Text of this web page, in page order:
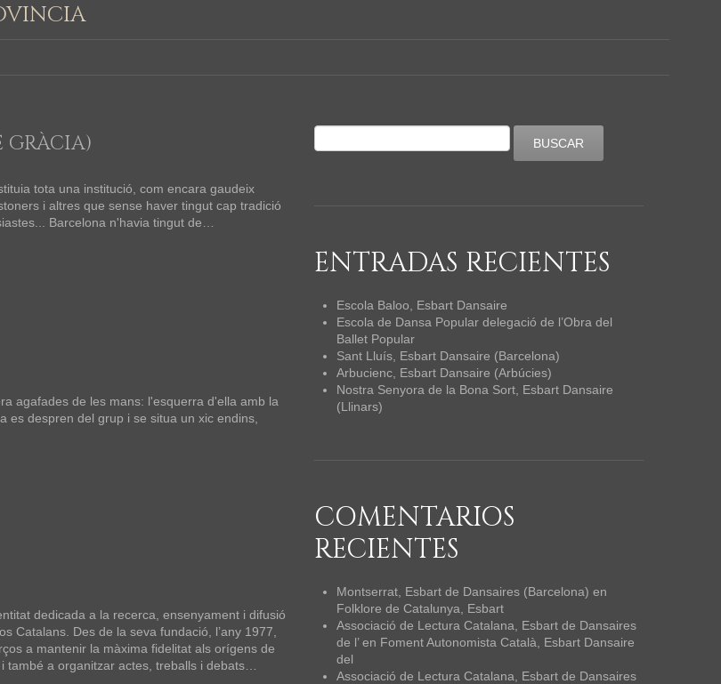
GRÀCIA)
tota una institució, com encara gaudeix
i altres que sense haver tingut cap tradició
Barcelona n'havia tingut de…
agafades de les mans: l'esquerra d'ella amb la
despren del grup i se situa un xic endins,
dedicada a la recerca, ensenyament i difusió
Catalans. Des de la seva fundació, l’any 1977,
a mantenir la màxima fidelitat als orígens de
també a organitzar actes, treballs i debats…
ENTRADAS RECIENTES
Escola Baloo, Esbart Dansaire
Escola de Dansa Popular delegació de l’Obra del
Ballet Popular
Sant Lluís, Esbart Dansaire (Barcelona)
Arbucienc, Esbart Dansaire (Arbúcies)
Nostra Senyora de la Bona Sort, Esbart Dansaire
(Llinars)
COMENTARIOS
RECIENTES
Montserrat, Esbart de Dansaires (Barcelona) en
Folklore de Catalunya, Esbart
Associació de Lectura Catalana, Esbart de Dansaires
de l’en Foment Autonomista Català, Esbart Dansaire
del
Associació de Lectura Catalana, Esbart de Dansaires